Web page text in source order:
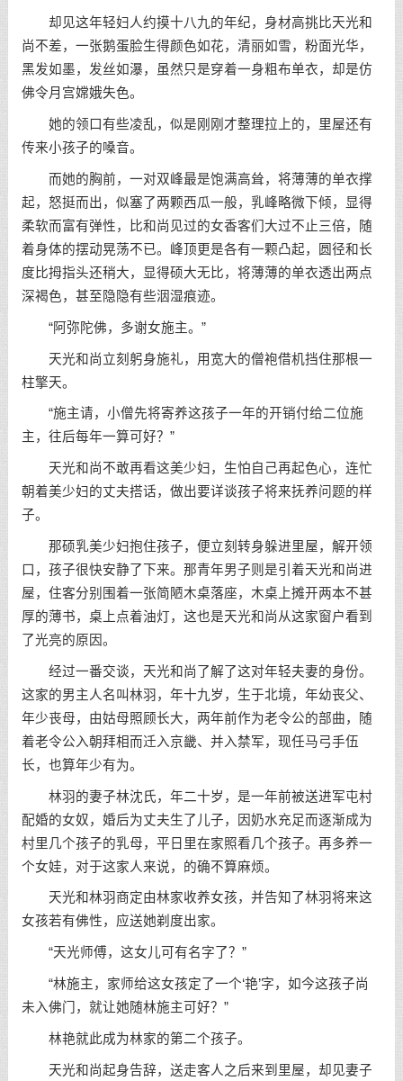
却见这年轻妇人约摸十八九的年纪，身材高挑比天光和
尚不差，一张鹅蛋脸生得颜色如花，清丽如雪，粉面光华，
黑发如墨，发丝如瀑，虽然只是穿着一身粗布单衣，却是仿
佛令月宫嫦娥失色。
她的领口有些凌乱，似是刚刚才整理拉上的，里屋还有
传来小孩子的嗓音。
而她的胸前，一对双峰最是饱满高耸，将薄薄的单衣撑
起，怒挺而出，似塞了两颗西瓜一般，乳峰略微下倾，显得
柔软而富有弹性，比和尚见过的女香客们大过不止三倍，随
着身体的摆动晃荡不已。峰顶更是各有一颗凸起，圆径和长
度比拇指头还稍大，显得硕大无比，将薄薄的单衣透出两点
深褐色，甚至隐隐有些洇湿痕迹。
“阿弥陀佛，多谢女施主。”
天光和尚立刻躬身施礼，用宽大的僧袍借机挡住那根一
柱擎天。
“施主请，小僧先将寄养这孩子一年的开销付给二位施
主，往后每年一算可好？”
天光和尚不敢再看这美少妇，生怕自己再起色心，连忙
朝着美少妇的丈夫搭话，做出要详谈孩子将来抚养问题的样
子。
那硕乳美少妇抱住孩子，便立刻转身躲进里屋，解开领
口，孩子很快安静了下来。那青年男子则是引着天光和尚进
屋，住客分别围着一张简陋木桌落座，木桌上摊开两本不甚
厚的薄书，桌上点着油灯，这也是天光和尚从这家窗户看到
了光亮的原因。
经过一番交谈，天光和尚了解了这对年轻夫妻的身份。
这家的男主人名叫林羽，年十九岁，生于北境，年幼丧父、
年少丧母，由姑母照顾长大，两年前作为老令公的部曲，随
着老令公入朝拜相而迁入京畿、并入禁军，现任马弓手伍
长，也算年少有为。
林羽的妻子林沈氏，年二十岁，是一年前被送进军屯村
配婚的女奴，婚后为丈夫生了儿子，因奶水充足而逐渐成为
村里几个孩子的乳母，平日里在家照看几个孩子。再多养一
个女娃，对于这家人来说，的确不算麻烦。
天光和林羽商定由林家收养女孩，并告知了林羽将来这
女孩若有佛性，应送她剃度出家。
“天光师傅，这女儿可有名字了？”
“林施主，家师给这女孩定了一个‘艳’字，如今这孩子尚
未入佛门，就让她随林施主可好？”
林艳就此成为林家的第二个孩子。
天光和尚起身告辞，送走客人之后来到里屋，却见妻子